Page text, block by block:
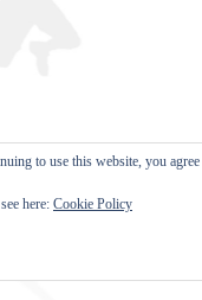
to use this website, you
here: Cookie Policy